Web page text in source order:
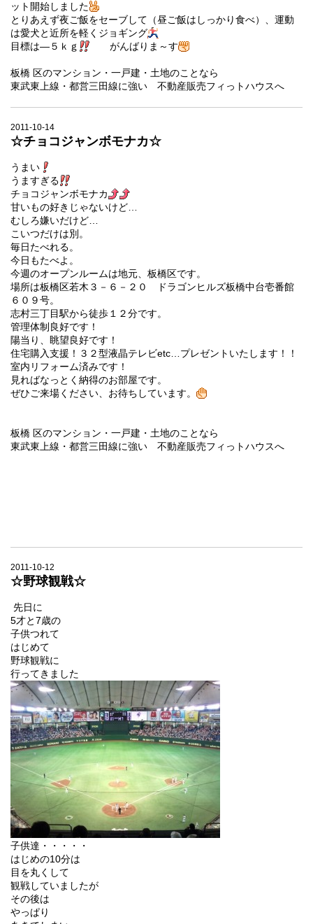
ット開始しました
とりあえず夜ご飯をセーブして（昼ご飯はしっかり食べ）、運動
は愛犬と近所を軽くジョギング
目標は―５ｋｇ
がんばりま～す
板橋 区のマンション・ 一戸建・土地のことなら
東武東上線・都営三田線に強い 不動産販売フィっトハウスへ
2011-10-14
☆チョコジャンボモナカ☆
うまい
うますぎる
チョコジャンボモナカ
甘いもの好きじゃないけど…
むしろ嫌いだけど…
こいつだけは別。
毎日たべれる。
今日もたべよ。
今週のオープンルームは地元、板橋区です。
場所は板橋区若木３－６－２０ ドラゴンヒルズ板橋中台壱番館
６０９号。
志村三丁目駅から徒歩１２分です。
管理体制良好です！
陽当り、眺望良好です！
住宅購入支援！３２型液晶テレビetc…プレゼントいたします！！
室内リフォーム済みです！
見ればなっとく納得のお部屋です。
ぜひご来場ください、お待ちしています。
板橋 区のマンション・ 一戸建・土地のことなら
東武東上線・都営三田線に強い 不動産販売フィっトハウスへ
2011-10-12
☆野球観戦☆
先日に
5才と7歳の
子供つれて
はじめて
野球観戦に
行ってきました
子供達・・・・・
はじめの10分は
目を丸くして
観戦していましたが
その後は
やっぱり